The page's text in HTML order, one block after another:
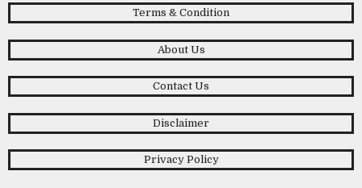
Terms & Condition
About Us
Contact Us
Disclaimer
Privacy Policy